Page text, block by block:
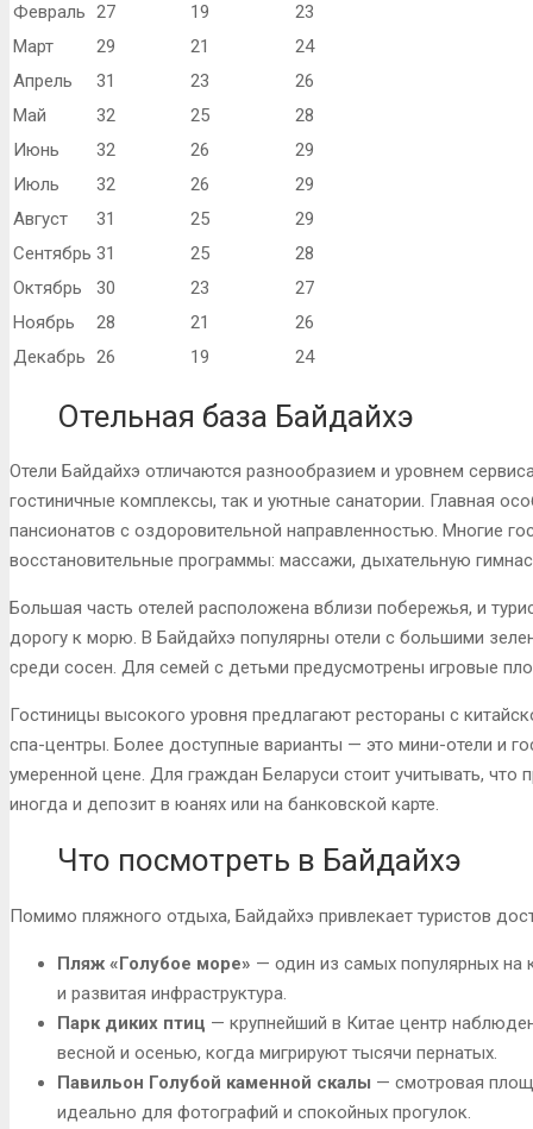
Февраль 27 19
23
Март
29 21
24
Апрель
31 23
26
Май
32 25
28
Июнь
32 26
29
Июль
32 26
29
Август
31 25
29
Сентябрь 31 25
28
Октябрь
30 23
27
Ноябрь
28 21
26
Декабрь 26 19 24
Отельная база Байдайхэ
Отели Байдайхэ отличаются разнообразием и уровнем
гостиничные комплексы, так и уютные санатории. Главная
пансионатов с оздоровительной направленностью. Многие
восстановительные программы: массажи, дыхательную
Большая часть отелей расположена вблизи побережья, и
дорогу к морю. В Байдайхэ популярны отели с большими
среди сосен. Для семей с детьми предусмотрены игровые
Гостиницы высокого уровня предлагают рестораны с
спа-центры. Более доступные варианты — это мини-отели и
умеренной цене. Для граждан Беларуси стоит учитывать, что
иногда и депозит в юанях или на банковской карте.
Что посмотреть в Байдайхэ
Помимо пляжного отдыха, Байдайхэ привлекает туристов
Пляж «Голубое море» — один из самых популярных на
и развитая инфраструктура.
Парк диких птиц — крупнейший в Китае центр
весной и осенью, когда мигрируют тысячи пернатых.
Павильон Голубой каменной скалы — смотровая
идеально для фотографий и спокойных прогулок.